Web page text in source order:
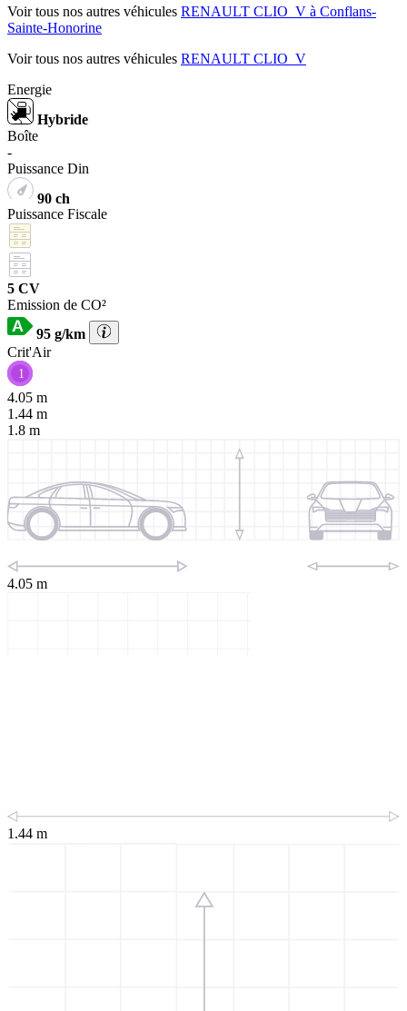
Voir tous nos autres véhicules RENAULT CLIO_V à Conflans-
Sainte-Honorine
Voir tous nos autres véhicules RENAULT CLIO_V
Energie
Hybride
Boîte
-
Puissance Din
90 ch
Puissance Fiscale
5 CV
Emission de CO²
95 g/km
Crit'Air
1
4.05 m
1.44 m
1.8 m
4.05 m
1.44 m